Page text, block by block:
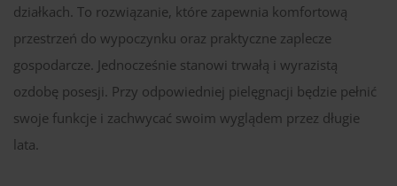
działkach. To rozwiązanie, które zapewnia komfortową
przestrzeń do wypoczynku oraz praktyczne zaplecze
gospodarcze. Jednocześnie stanowi trwałą i wyrazistą
ozdobę posesji. Przy odpowiedniej pielęgnacji będzie pełnić
swoje funkcje i zachwycać swoim wyglądem przez długie
lata.